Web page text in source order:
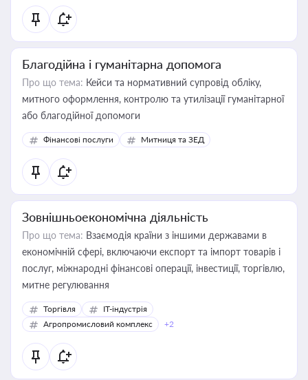
Благодійна і гуманітарна допомога
Про що тема: Кейси та нормативний супровід обліку,
митного оформлення, контролю та утилізації гуманітарної
або благодійної допомоги
Фінансові послуги Митниця та ЗЕД
Зовнішньоекономічна діяльність
Про що тема: Взаємодія країни з іншими державами в
економічній сфері, включаючи експорт та імпорт товарів і
послуг, міжнародні фінансові операції, інвестиції, торгівлю,
митне регулювання
Торгівля
IT-індустрія
Агропромисловий комплекс
+2